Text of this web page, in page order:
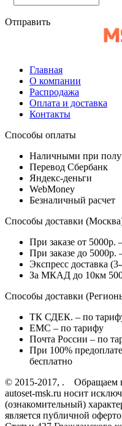
Отправить
Главная
О компании
Распродажа
Оплата и доставка
Контакты
Способы оплаты
Наличными при
Перевод Сбербанк
Яндекс-деньги
WebMoney
Безналичный расчет
Способы доставки
При заказе от 5000р.
При заказе до 5000р.
Экспресс доставка
За МКАД до 10км
Способы доставки
ТК СДЕК. – по
EMC – по тарифу
Почта России – по
При 100%
бесплатно
© 2015-2017, . Обращаем
autoset-msk.ru носит
(ознакомительный)
является публичной